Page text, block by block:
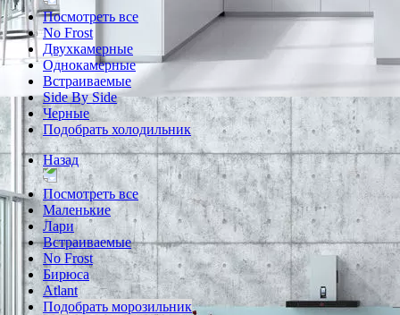
Посмотреть все
No Frost
Двухкамерные
Однокамерные
Встраиваемые
Side By Side
Черные
Подобрать холодильник
Назад
Посмотреть все
Маленькие
Лари
Встраиваемые
No Frost
Бирюса
Atlant
Подобрать морозильник